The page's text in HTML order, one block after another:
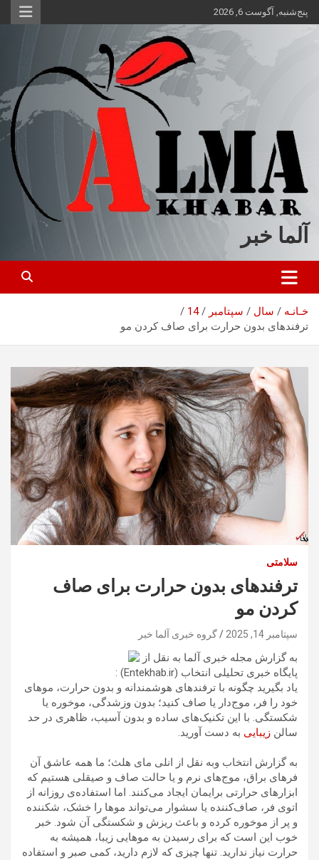
محتوا
پنج‌شنبه, آگوست 6, 2026
آلما خبر
خـانـه سال سپتامبر
14
ترفندهای بدون حرارت برای صاف کردن مو
سلامتی
ترفندهای بدون حرارت برای صاف
کردن مو
سپتامبر 14, 2025 گروه خبری آلما خبر
به گزارش مجله خبری آلما به نقل از
پایگاه خبری تحلیلی انتخاب (Entekhab.ir) :
یاد بگیرید چگونه با ترفندهای هوشمندانه و بدون حرارت، موهای
خود را فر، موج‌دار یا صاف کنید؛ بدون وزشدگی، موخوره یا
شکستگی. با این تکنیک‌های ساده و بدون آسیب، ظاهری در حد
سالن زیبایی به دست آورید.
به گزارش انتخاب و‌به نقل از انلی مای هلث؛ ما همه عاشق آن
فرهای براق، موج‌های نرم و یا حالت صاف و صیقلی هستیم که
ابزارهای حرارتی برایمان ایجاد می‌کنند. اما استفاده‌ی روزانه از
اتوی فر، صاف‌کننده یا سشوار می‌تواند موها را خشک، شکننده
و پر از موخوره کرده و باعث ریزش و شکستگی آن شود. خبر
خوب این است که برای رسیدن به موهایی زیبا، همیشه به
حرارت نیاز ندارید. تنها چیزی که لازم دارید، کمی صبر و استفاده